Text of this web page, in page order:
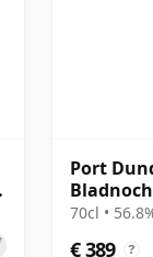
Port
Bottling
70cl •
€ 389 ?